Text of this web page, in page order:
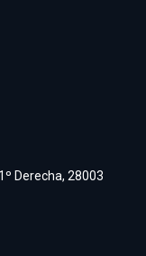
Derecha, 28003